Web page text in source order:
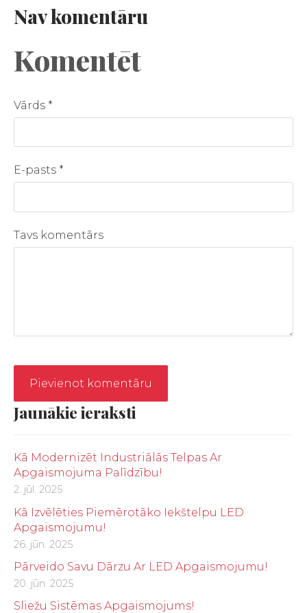
Jaunākie ieraksti
Kā Modernizēt Industriālās Telpas Ar
Apgaismojuma Palīdzību!
2. jūl. 2025
Kā Izvēlēties Piemērotāko Iekštelpu LED
Apgaismojumu!
26. jūn. 2025
Pārveido Savu Dārzu Ar LED Apgaismojumu!
20. jūn. 2025
Sliežu Sistēmas Apgaismojums!
Nav komentāru
Komentēt
Vārds *
E-pasts *
Tavs komentārs